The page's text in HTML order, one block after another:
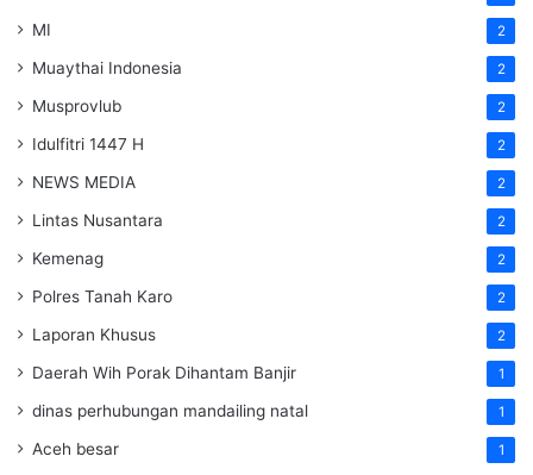
MI 2
Muaythai Indonesia 2
Musprovlub 2
Idulfitri 1447 H 2
NEWS MEDIA 2
Lintas Nusantara 2
Kemenag 2
Polres Tanah Karo 2
Laporan Khusus 2
Daerah Wih Porak Dihantam Banjir 1
dinas perhubungan mandailing natal 1
Aceh besar 1